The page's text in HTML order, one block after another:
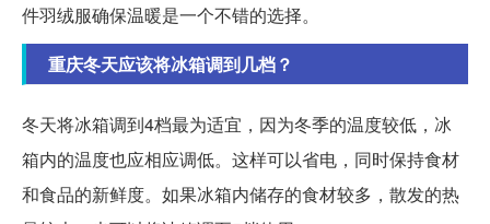
件羽绒服确保温暖是一个不错的选择。
重庆冬天应该将冰箱调到几档？
冬天将冰箱调到4档最为适宜，因为冬季的温度较低，冰
箱内的温度也应相应调低。这样可以省电，同时保持食材
和食品的新鲜度。如果冰箱内储存的食材较多，散发的热